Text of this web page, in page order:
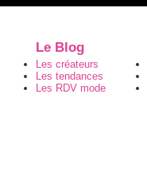
Le Blog
Les créateurs
Les tendances
Les RDV mode